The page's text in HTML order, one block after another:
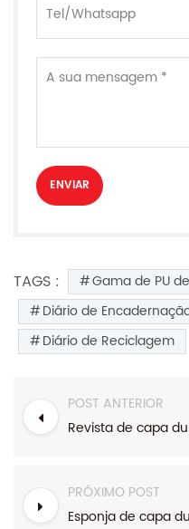
TAGS :
Gama de PU
Diário de
Diário de Reciclagem
POST ANTERIOR
PRÓXIMO POST